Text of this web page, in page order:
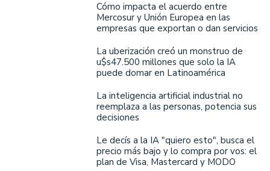
Cómo impacta el acuerdo entre
Mercosur y Unión Europea en las
empresas que exportan o dan servicios
La uberización creó un monstruo de
u$s47.500 millones que solo la IA
puede domar en Latinoamérica
La inteligencia artificial industrial no
reemplaza a las personas, potencia sus
decisiones
Le decís a la IA "quiero esto", busca el
precio más bajo y lo compra por vos: el
plan de Visa, Mastercard y MODO